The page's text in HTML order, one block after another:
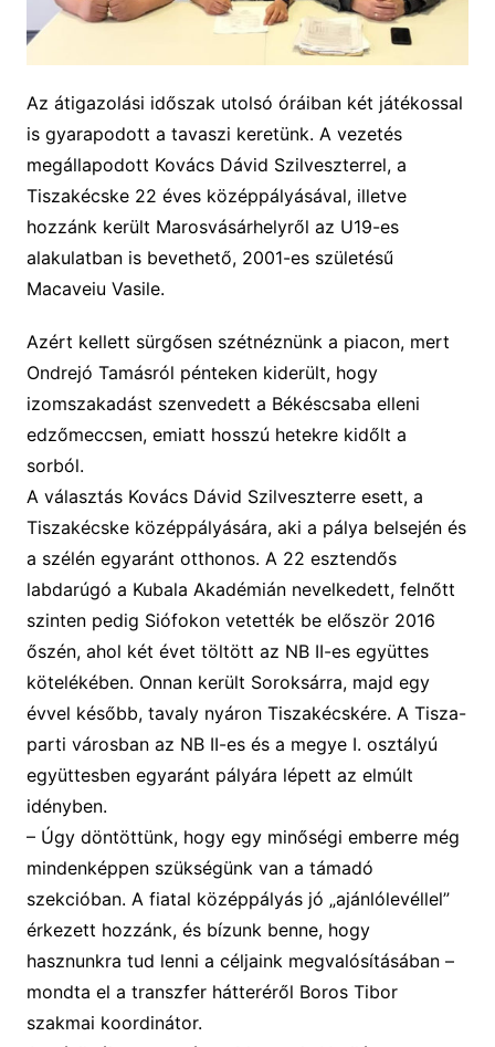
Az átigazolási időszak utolsó óráiban két játékossal
is gyarapodott a tavaszi keretünk. A vezetés
megállapodott Kovács Dávid Szilveszterrel, a
Tiszakécske 22 éves középpályásával, illetve
hozzánk került Marosvásárhelyről az U19-es
alakulatban is bevethető, 2001-es születésű
Macaveiu Vasile.
Azért kellett sürgősen szétnéznünk a piacon, mert
Ondrejó Tamásról pénteken kiderült, hogy
izomszakadást szenvedett a Békéscsaba elleni
edzőmeccsen, emiatt hosszú hetekre kidőlt a
sorból.
A választás Kovács Dávid Szilveszterre esett, a
Tiszakécske középpályására, aki a pálya belsején és
a szélén egyaránt otthonos. A 22 esztendős
labdarúgó a Kubala Akadémián nevelkedett, felnőtt
szinten pedig Siófokon vetették be először 2016
őszén, ahol két évet töltött az NB II-es együttes
kötelékében. Onnan került Soroksárra, majd egy
évvel később, tavaly nyáron Tiszakécskére. A Tisza-
parti városban az NB II-es és a megye I. osztályú
együttesben egyaránt pályára lépett az elmúlt
idényben.
– Úgy döntöttünk, hogy egy minőségi emberre még
mindenképpen szükségünk van a támadó
szekcióban. A fiatal középpályás jó „ajánlólevéllel”
érkezett hozzánk, és bízunk benne, hogy
hasznunkra tud lenni a céljaink megvalósításában –
mondta el a transzfer hátteréről Boros Tibor
szakmai koordinátor.